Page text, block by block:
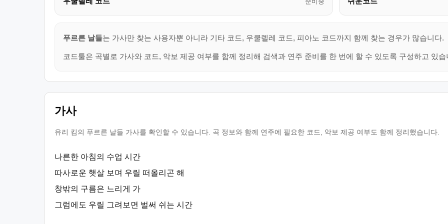
푸르른 날들는 가사만 찾는 사용자뿐 아니라 기타 코드, 우쿨렐레 코드, 피아노 코드까지 함께 찾는 경우가 많습니다.
코드툴은 곡별로 가사와 코드, 악보 제공 여부를 함께 정리해 검색과 연주 준비를 한 번에 할 수 있도록 구성하고 있습
가사
유리 킴의 푸르른 날들 가사를 확인할 수 있습니다. 곡 정보와 함께 연주에 필요한 코드, 악보 제공 여부도 함께 정리했습니다.
나른한 아침의 수업 시간
따사로운 햇살 보며 우릴 떠올리곤 해
창밖의 구름은 느리게 가
그럼에도 우릴 그려보면 벌써 쉬는 시간